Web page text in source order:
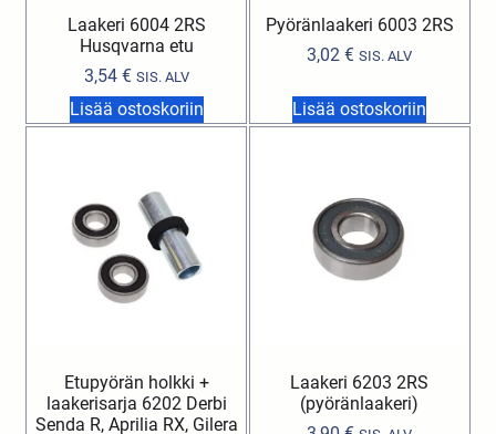
Laakeri 6004 2RS
Husqvarna etu
3,54 € SIS. ALV
Lisää ostoskoriin
Pyöränlaakeri 6003 2RS
3,02€ SIS. ALV
Lisää ostoskoriin
Etupyörän holkki +
laakerisarja 6202 Derbi
Senda R, Aprilia RX, Gilera
Laakeri 6203 2RS
(pyöränlaakeri)